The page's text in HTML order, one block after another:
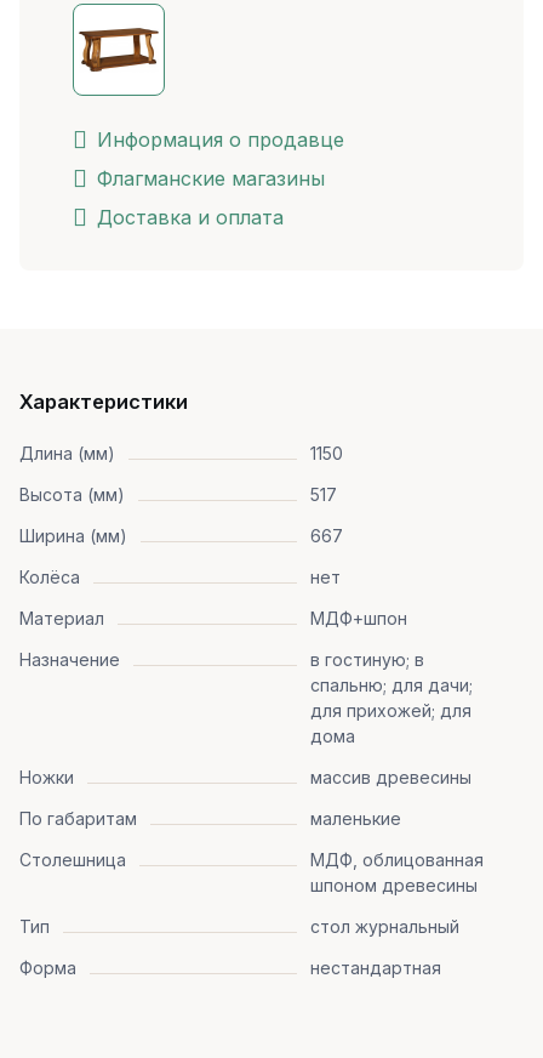
Информация о продавце
Флагманские магазины
Доставка и оплата
Характеристики
Длина (мм)
1150
Высота (мм)
517
Ширина (мм)
667
Колёса
нет
Материал
МДФ+шпон
Назначение
в гостиную; в
спальню; для дачи;
для прихожей; для
дома
Ножки
массив древесины
По габаритам
маленькие
Столешница
МДФ, облицованная
шпоном древесины
Тип
стол журнальный
Форма
нестандартная